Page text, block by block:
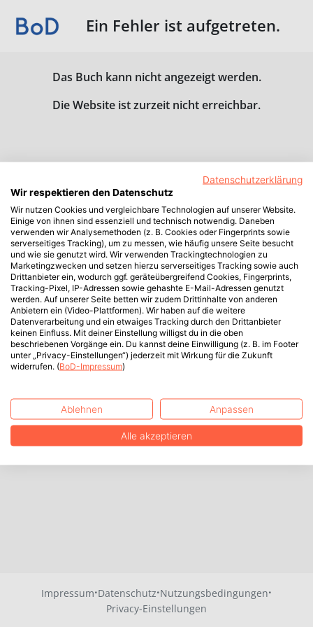
Ein Fehler ist aufgetreten.
Das Buch kann nicht angezeigt werden.
Die Website ist zurzeit nicht erreichbar.
Impressum·Datenschutz·Nutzungsbedingungen·
Privacy-Einstellungen
Datenschutzerklärung
Wir respektieren den Datenschutz
Wir nutzen Cookies und vergleichbare Technologien auf unserer Website.
Einige von ihnen sind essenziell und technisch notwendig. Daneben
verwenden wir Analysemethoden (z. B. Cookies oder Fingerprints sowie
serverseitiges Tracking), um zu messen, wie häufig unsere Seite besucht
und wie sie genutzt wird. Wir verwenden Trackingtechnologien zu
Marketingzwecken und setzen hierzu serverseitiges Tracking sowie auch
Drittanbieter ein, wodurch ggf. geräteübergreifend Cookies, Fingerprints,
Tracking-Pixel, IP-Adressen sowie gehashte E-Mail-Adressen genutzt
werden. Auf unserer Seite betten wir zudem Drittinhalte von anderen
Anbietern ein (Video-Plattformen). Wir haben auf die weitere
Datenverarbeitung und ein etwaiges Tracking durch den Drittanbieter
keinen Einfluss. Mit deiner Einstellung willigst du in die oben
beschriebenen Vorgänge ein. Du kannst deine Einwilligung (z. B. im Footer
unter „Privacy-Einstellungen“) jederzeit mit Wirkung für die Zukunft
widerrufen. (BoD-Impressum)
Ablehnen Anpassen
Alle akzeptieren